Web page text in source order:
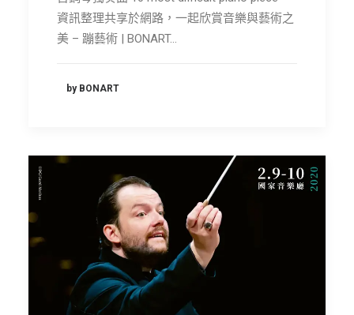
資訊整理共享於網路，一起欣賞音樂與藝術之
美 – 蹦藝術 | BONART…
by BONART